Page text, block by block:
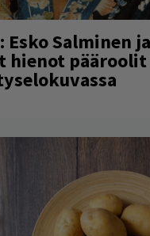
Esko Salminen
hienot pääroolit